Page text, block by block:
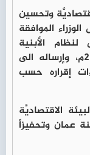
وتحسين
الموافقة
الأبنية
والتَّنظيم في مدينة عمان لسنة 2026م، وإرساله الى
إقراره حسب
الاقتصاديَّة
عمان وتحفيزاً